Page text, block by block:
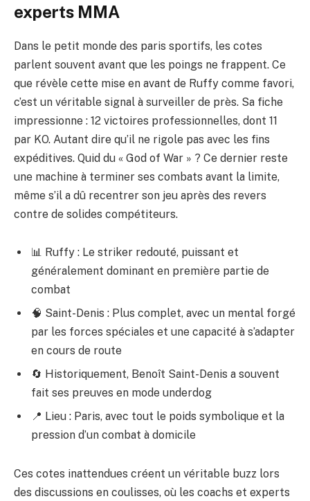
experts MMA
Dans le petit monde des paris sportifs, les cotes
parlent souvent avant que les poings ne frappent. Ce
que révèle cette mise en avant de Ruffy comme favori,
c’est un véritable signal à surveiller de près. Sa fiche
impressionne : 12 victoires professionnelles, dont 11
par KO. Autant dire qu’il ne rigole pas avec les fins
expéditives. Quid du « God of War » ? Ce dernier reste
une machine à terminer ses combats avant la limite,
même s’il a dû recentrer son jeu après des revers
contre de solides compétiteurs.
📊 Ruffy : Le striker redouté, puissant et
généralement dominant en première partie de
combat
🧠 Saint-Denis : Plus complet, avec un mental forgé
par les forces spéciales et une capacité à s’adapter
en cours de route
🔄 Historiquement, Benoît Saint-Denis a souvent
fait ses preuves en mode underdog
📍 Lieu : Paris, avec tout le poids symbolique et la
pression d’un combat à domicile
Ces cotes inattendues créent un véritable buzz lors
des discussions en coulisses, où les coachs et experts